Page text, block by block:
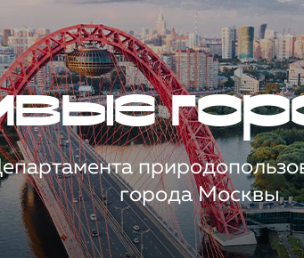
города Москвы